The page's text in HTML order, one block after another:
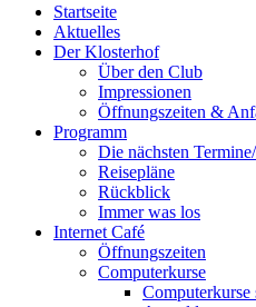
Startseite
Aktuelles
Der Klosterhof
Über den Club
Impressionen
Öffnungszeiten &
Programm
Die nächsten
Reisepläne
Rückblick
Immer was los
Internet Café
Öffnungszeiten
Computerkurse